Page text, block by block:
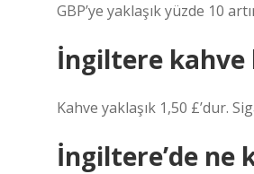
GBP’ye yaklaşık yüzde 10
İngiltere kahve
Kahve yaklaşık 1,50 £’dur.
İngiltere’de ne